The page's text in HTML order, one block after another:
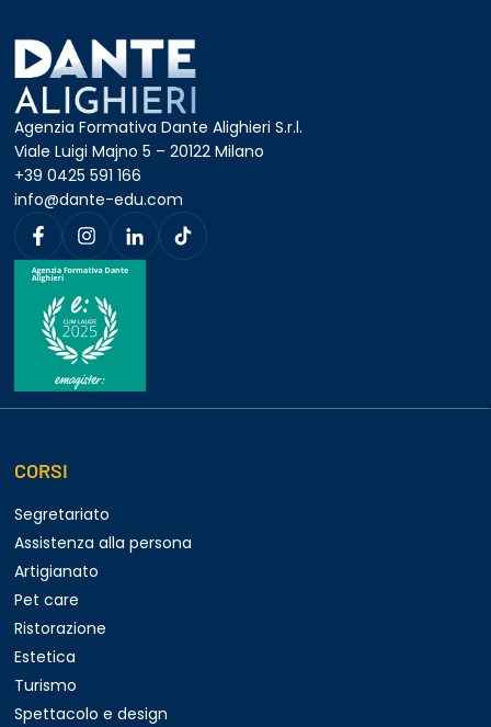
Agenzia Formativa Dante Alighieri S.r.l.
Viale Luigi Majno 5 – 20122 Milano
+39 0425 591 166
info@dante-edu.com
CORSI
Segretariato
Assistenza alla persona
Artigianato
Pet care
Ristorazione
Estetica
Turismo
Spettacolo e design